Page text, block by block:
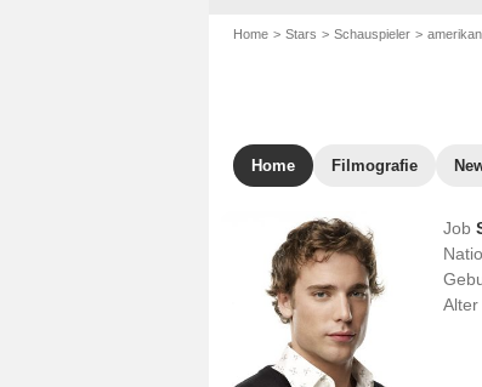
Home Stars Schauspieler
Home Filmografie
Job
Alter